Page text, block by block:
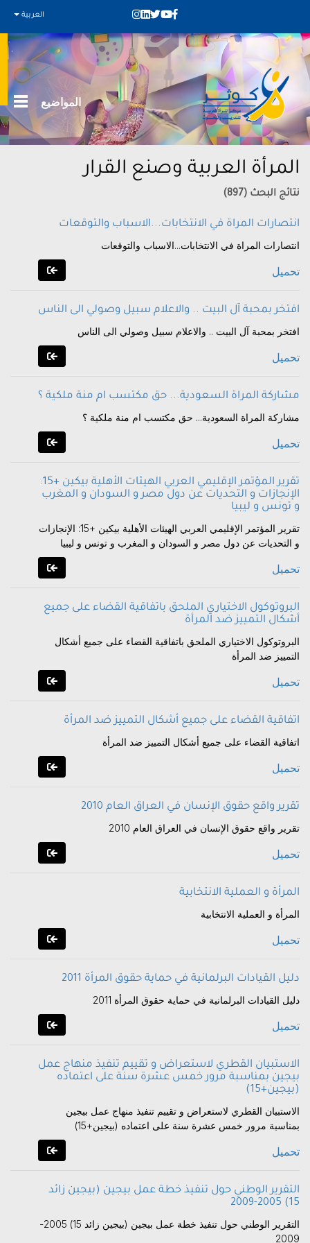
العربية
المواضيع
المرأة العربية وصنع القرار
نتائج البحث (897)
انتصارات المراة في الانتخابات...الاسباب والتوقعات
انتصارات المراة في الانتخابات...الاسباب والتوقعات
تحميل
افتخر بمحبة آل البيت .. والاعلام سبيل وصولي الى الناس
افتخر بمحبة آل البيت .. والاعلام سبيل وصولي الى الناس
تحميل
مشاركة المراة السعودية... حق مكتسب ام منة ملكية ؟
مشاركة المراة السعودية... حق مكتسب ام منة ملكية ؟
تحميل
تقرير المؤتمر الإقليمي العربي الهيئات الأهلية بيكين +15:
الإنجازات و التحديات عن دول مصر و السودان و المغرب
و تونس و ليبيا
تقرير المؤتمر الإقليمي العربي الهيئات الأهلية بيكين +15: الإنجازات
و التحديات عن دول مصر و السودان و المغرب و تونس و ليبيا
تحميل
البروتوكول الاختياري الملحق باتفاقية القضاء على جميع
أشكال التمييز ضد المرأة
البروتوكول الاختياري الملحق باتفاقية القضاء على جميع أشكال
التمييز ضد المرأة
تحميل
اتفاقية القضاء على جميع أشكال التمييز ضد المرأة
اتفاقية القضاء على جميع أشكال التمييز ضد المرأة
تحميل
تقرير واقع حقوق الإنسان في العراق العام 2010
تقرير واقع حقوق الإنسان في العراق العام 2010
تحميل
المرأة و العملية الانتخابية
المرأة و العملية الانتخابية
تحميل
دليل القيادات البرلمانية في حماية حقوق المرأة 2011
دليل القيادات البرلمانية في حماية حقوق المرأة 2011
تحميل
الاستبيان القطري لاستعراض و تقييم تنفيذ منهاج عمل
بيجين بمناسبة مرور خمس عشرة سنة على اعتماده
(بيجين+15)
الاستبيان القطري لاستعراض و تقييم تنفيذ منهاج عمل بيجين
بمناسبة مرور خمس عشرة سنة على اعتماده (بيجين+15)
تحميل
التقرير الوطني حول تنفيذ خطة عمل بيجين (بيجين زائد
15) 2005-2009
التقرير الوطني حول تنفيذ خطة عمل بيجين (بيجين زائد 15) 2005-
2009